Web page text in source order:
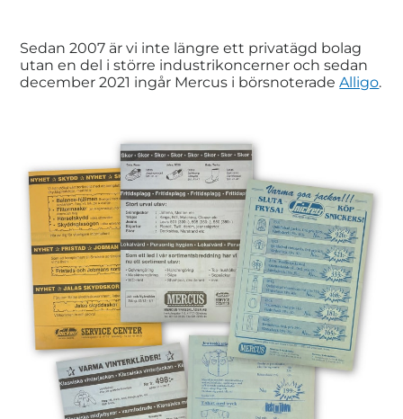
Sedan 2007 är vi inte längre ett privatägd bolag
utan en del i större industrikoncerner och sedan
december 2021 ingår Mercus i börsnoteradeAlligo.